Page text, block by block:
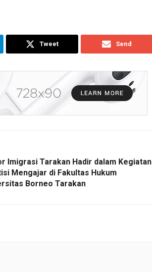
Tweet Send
Imigrasi Tarakan Hadir dalam Kegiatan
Mengajar di Fakultas Hukum
Borneo Tarakan